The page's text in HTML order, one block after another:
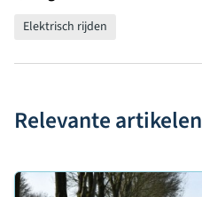
Elektrisch rijden
Relevante artikelen